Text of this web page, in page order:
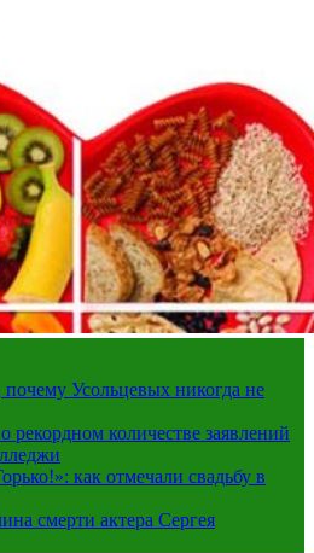
Усольцевых никогда не
количестве заявлений
как отмечали свадьбу в
смерти актера Сергея